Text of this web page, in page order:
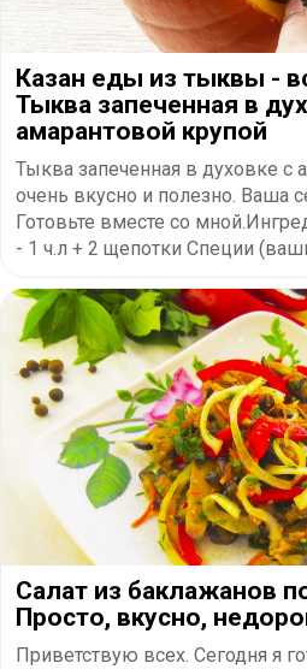
Казан еды из тыквы -
Тыква запеченная в
амарантовой крупой
Тыква запеченная в духовке с
очень вкусно и полезно. Ваша
Готовьте вместе со
- 1 ч.л + 2 щепотки Специи
Салат из баклажанов
Просто, вкусно,
Приветствую всех. Сегодня я